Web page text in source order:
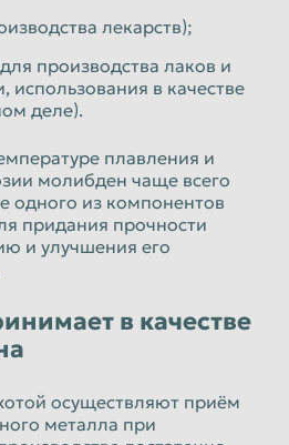
Симферополь
Старый Оскол
Сургут
Сыктывкар
Тольятти
Улан-Удэ
лекарств);
производства лаков и
использования в качестве
деле).
плавления и
молибден чаще всего
одного из компонентов
придания прочности
и улучшения его
в качестве
осуществляют приём
металла при